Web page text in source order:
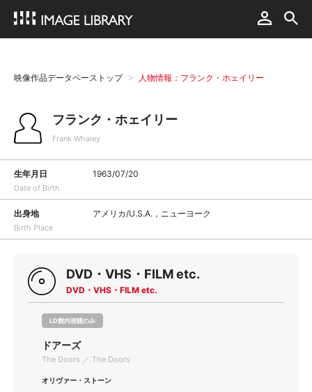
映像作品データベーストップ 人物情報：フランク・ホェイリー
フランク・ホェイリー
Frank Whaley
生年月日
Date of Birth
1963/07/20
出身地
Birth Place
アメリカ/U.S.A.，ニューヨーク
DVD・VHS・FILM etc.
DVD・VHS・FILM etc.
LD館内視聴のみ
ドアーズ
The Doors ／ The Doors
オリヴァー・ストーン